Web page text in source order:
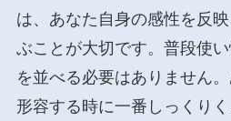
は、あなた自身の感性を反
ぶことが大切です。普段使
を並べる必要はありません
形容する時に一番しっくり